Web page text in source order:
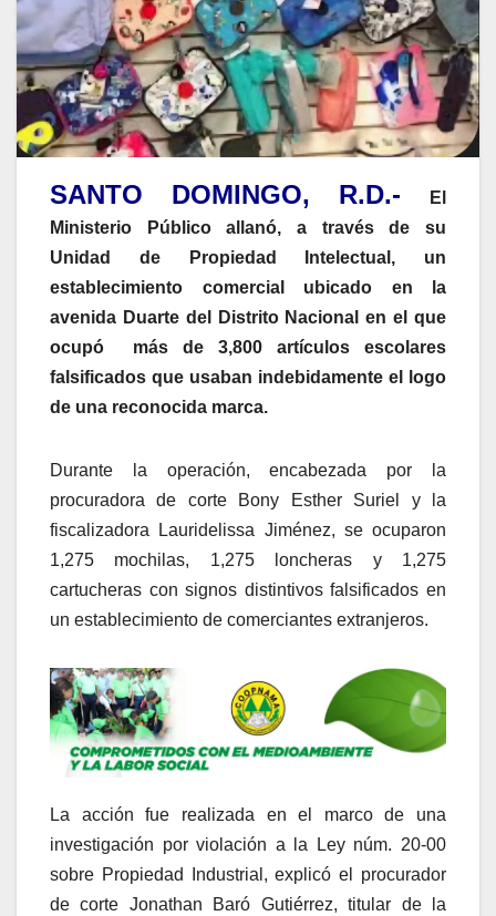
SANTO DOMINGO, R.D.-
El
Ministerio Público allanó, a través de su
Unidad de Propiedad Intelectual, un
establecimiento comercial ubicado en la
avenida Duarte del Distrito Nacional en el que
ocupó más de 3,800 artículos escolares
falsificados que usaban indebidamente el logo
de una reconocida marca.
Durante la operación, encabezada por la
procuradora de corte Bony Esther Suriel y la
fiscalizadora Lauridelissa Jiménez, se ocuparon
1,275 mochilas, 1,275 loncheras y 1,275
cartucheras con signos distintivos falsificados en
un establecimiento de comerciantes extranjeros.
La acción fue realizada en el marco de una
investigación por violación a la Ley núm. 20-00
sobre Propiedad Industrial, explicó el procurador
de corte Jonathan Baró Gutiérrez, titular de la